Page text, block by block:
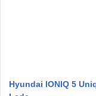
Hyundai IONIQ 5